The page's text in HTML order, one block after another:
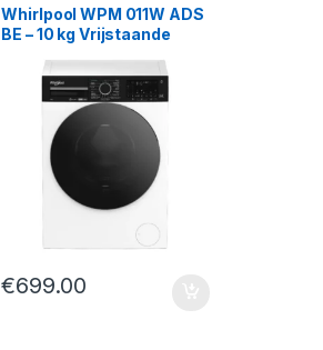
Whirlpool WPM 011W ADS
BE – 10 kg Vrijstaande
met Adaptive Wash
€699.00